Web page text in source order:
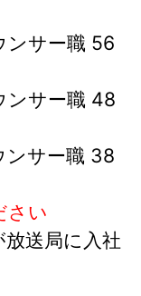
サー職 56
サー職 48
サー職 38
さい
送局に入社